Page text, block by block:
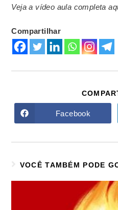
Veja a vídeo aula completa
Compartilhar
Facebook
VOCÊ TAMBÉM PODE